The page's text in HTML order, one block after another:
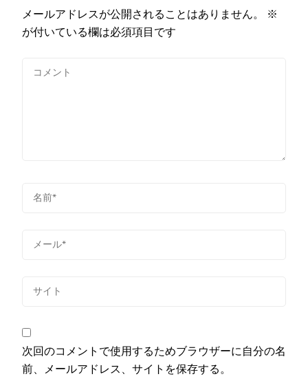
メールアドレスが公開されることはありません。
※
が付いている欄は必須項目です
次回のコメントで使用するためブラウザーに自分の名
前、メールアドレス、サイトを保存する。